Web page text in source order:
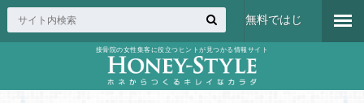
接骨院の女性集客に役立つヒントが見つかる情報サイト
無料ではじ